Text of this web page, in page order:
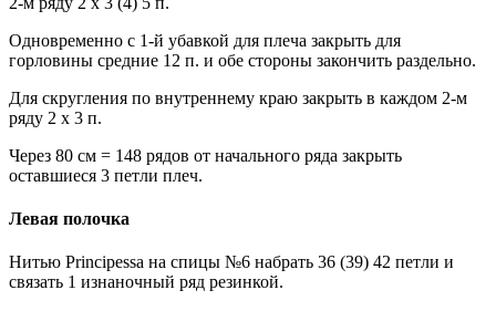
Одновременно с 1-й убавкой для плеча закрыть для
горловины средние 12 п. и обе стороны закончить раздельно.
Для скругления по внутреннему краю закрыть в каждом 2-м
ряду 2 x 3 п.
Через 80 см = 148 рядов от начального ряда закрыть
оставшиеся 3 петли плеч.
Левая полочка
Нитью Principessa на спицы №6 набрать 36 (39) 42 петли и
связать 1 изнаночный ряд резинкой.